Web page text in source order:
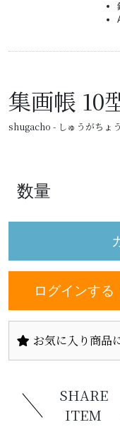
集画帳 10
shugacho - しゅうがちょう
数量
ログインする
お気に入り商品
SHARE
ITEM